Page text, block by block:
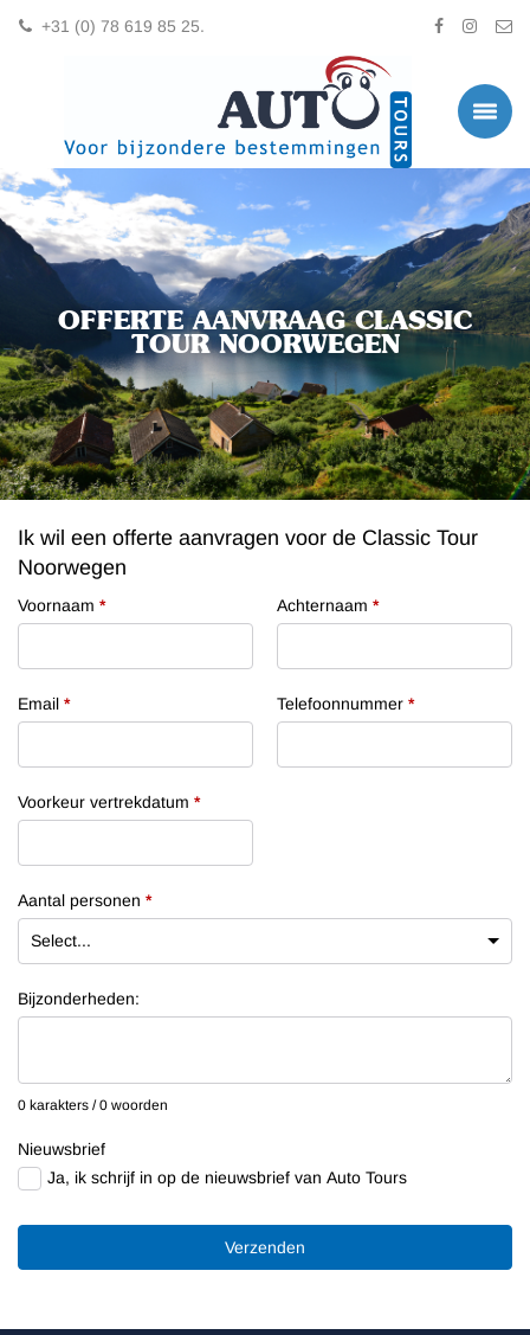
+31 (0) 78 619 85 25.
OFFERTE AANVRAAG CLASSIC
TOUR NOORWEGEN
Ik wil een offerte aanvragen voor de Classic Tour
Noorwegen
Voornaam * Achternaam *
Email * Telefoonnummer *
Voorkeur vertrekdatum *
Aantal personen *
Bijzonderheden:
0 karakters / 0 woorden
Nieuwsbrief
Ja, ik schrijf in op de nieuwsbrief van Auto Tours
Verzenden